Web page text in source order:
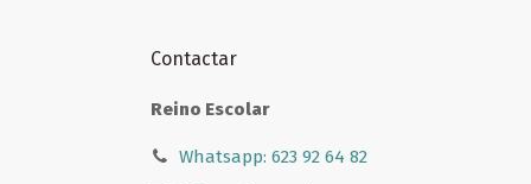
Contactar
Reino Escolar
Whatsapp: 623 92 64 82